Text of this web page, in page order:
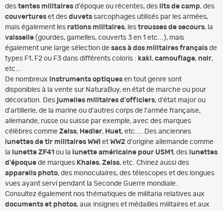
des tentes militaires d'époque ou récentes, des lits de camp, des
couvertures et des duvets sarcophages utilisés par les armées,
mais également les rations militaires, les trousses de secours, la
vaisselle (gourdes, gamelles, couverts 3 en 1 etc...), mais
également une large sélection de sacs à dos militaires français de
types F1, F2 ou F3 dans différents coloris : kaki , camouflage, noir,
etc...
De nombreux
instruments optiques en tout genre sont
disponibles à la vente sur NaturaBuy, en état de marche ou pour
décoration. Des jumelles militaires d'officiers, d'état major ou
d'artillerie, de la marine ou d'autres corps de l'armée française,
allemande, russe ou suisse par exemple, avec des marques
célèbres comme Zeiss, Hedler, Huet, etc.... Des anciennes
lunettes de tir militaires WWI etWW2 d'origine allemande comme
la lunette ZF41 ou la lunette américaine pour USM1 , des lunettes
d'époque de marques Khales, Zeiss, etc. Chinez aussi des
appareils photo, des monoculaires, des télescopes et des longues
vues ayant servi pendant la Seconde Guerre mondiale.
Consultez également nos thématiques de militaria relatives aux
documents et photos, aux insignes et médailles militaires et aux